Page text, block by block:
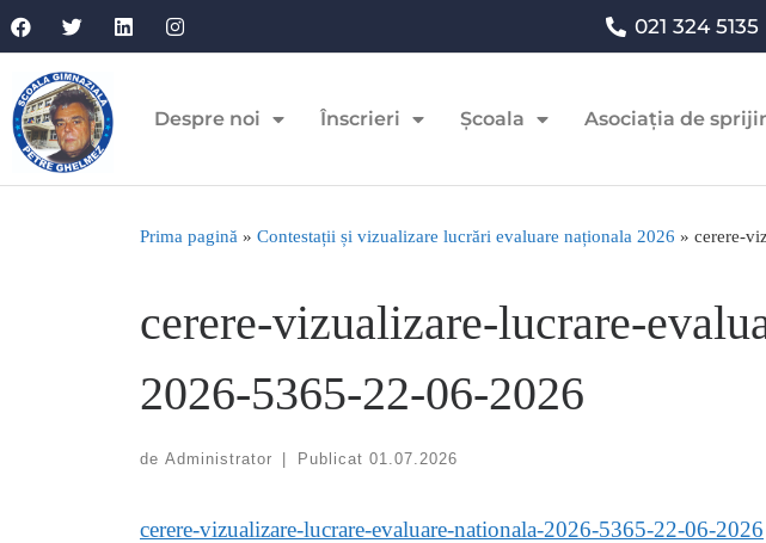
021 324 5135
Despre noi Înscrieri Școala Asociația de
Prima pagină » Contestații și vizualizare lucrări evaluare naționala 2026 » cerere-
cerere-vizualizare-lucrare-
2026-5365-22-06-2026
de Administrator | Publicat 01.07.2026
cerere-vizualizare-lucrare-evaluare-nationala-2026-5365-22-06-2026